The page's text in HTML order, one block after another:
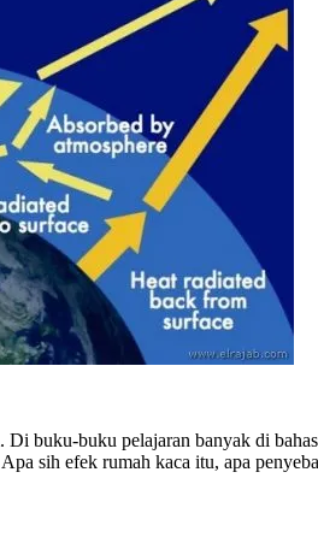
buku-buku pelajaran banyak di
sih efek rumah kaca itu, apa